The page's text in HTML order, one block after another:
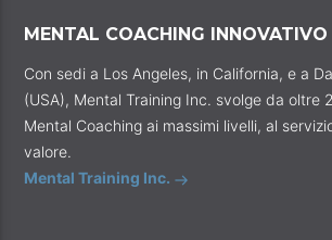
MENTAL COACHING INNOVATIVO
Con sedi a Los Angeles, in California, e a
(USA), Mental Training Inc. svolge da oltre
Mental Coaching ai massimi livelli, al
valore.
Mental Training Inc.